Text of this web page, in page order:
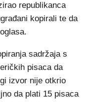
republikanca
kopirali te da
sadržaja s
pisaca da
izvor nije otkrio
da plati 15 pisaca